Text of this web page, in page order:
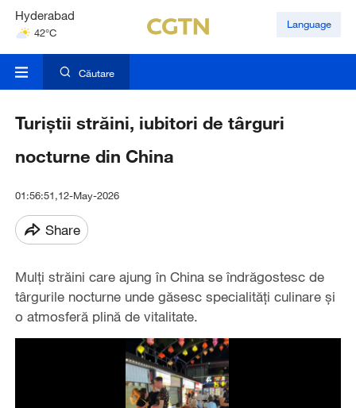
Hyderabad
42°C
Mumbai
Language
Căutare
Turiștii străini, iubitori de târguri
nocturne din China
01:56:51,12-May-2026
Share
Mulți străini care ajung în China se îndrăgostesc de
târgurile nocturne unde găsesc specialități culinare și
o atmosferă plină de vitalitate.